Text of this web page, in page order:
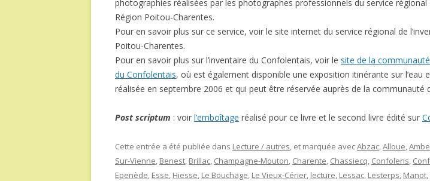
photographies réalisées par les photographes professionnels du service régional
Région Poitou-Charentes.
Pour en savoir plus sur ce service, voir le site internet du service régional de
Poitou-Charentes.
Pour en savoir plus sur l’inventaire du Confolentais, voir le site de la
du Confolentais, où est également disponible une exposition itinérante sur l’eau
réalisée en septembre 2006 et qui peut être réservée auprès de la communauté
Post scriptum : voir l’emboîtage réalisé pour ce livre et le second livre édité sur
Cette entrée a été publiée dans Lecture / autres, et marquée avecAbzac,Alloue,
Sur-Vienne, Benest, Brillac, Champagne-Mouton, Charente, Chassiecq, Confolens,
Epenède, Esse, Hiesse, Le Bouchage, Le Vieux-Cérier, lecture, Lessac, Lesterps, Manot,